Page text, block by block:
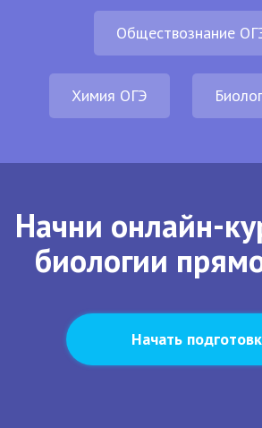
Обществознание
Химия ОГЭ
Начни онлайн-
биологии
Начать